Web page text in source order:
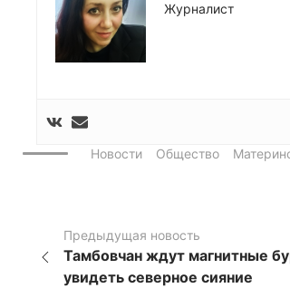
Журналист
Новости Общество
Предыдущая новость
Тамбовчан ждут магнитные
увидеть северное сияние